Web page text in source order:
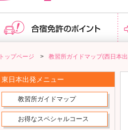
トップページ > 教習所ガイドマップ(西日本
東日本出発メニュー
教習所ガイドマップ
お得なスペシャルコース